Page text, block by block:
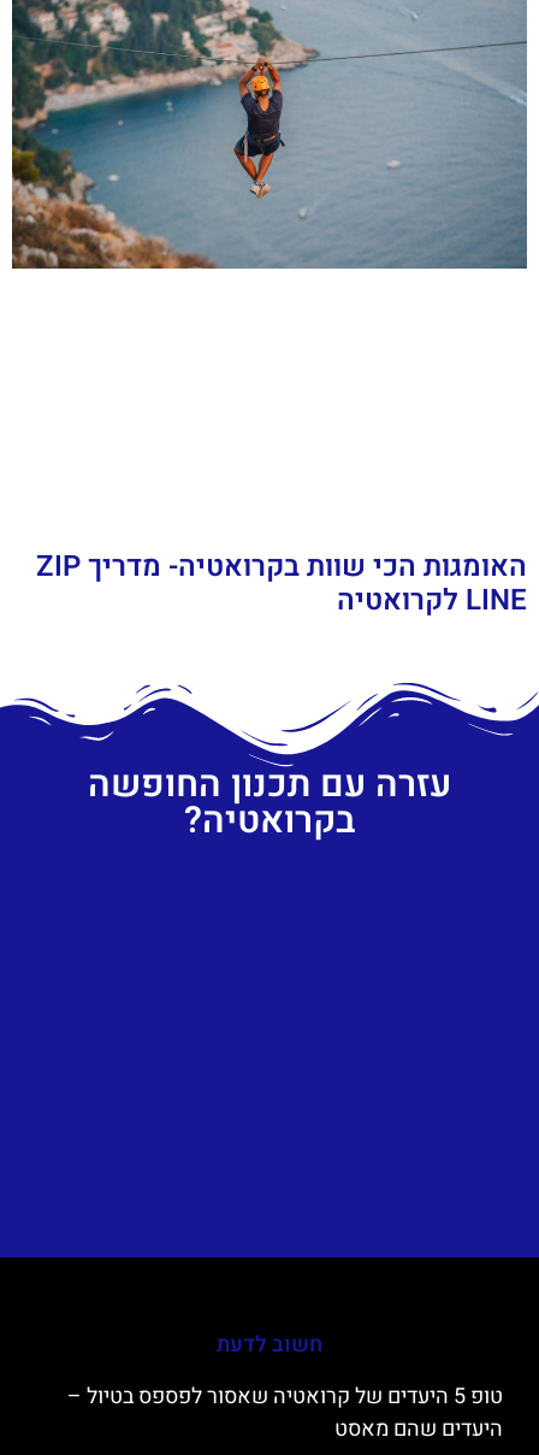
האומגות הכי שוות בקרואטיה- מדריך ZIP
LINE לקרואטיה
עזרה עם תכנון החופשה
בקרואטיה?
חשוב לדעת
טופ 5 היעדים של קרואטיה שאסור לפספס בטיול –
היעדים שהם מאסט